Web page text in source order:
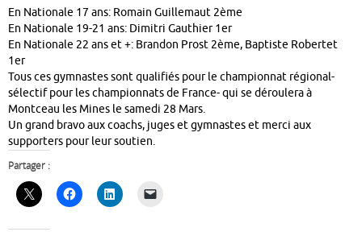
En Nationale 17 ans: Romain Guillemaut 2ème
En Nationale 19-21 ans: Dimitri Gauthier 1er
En Nationale 22 ans et +: Brandon Prost 2ème, Baptiste Robertet
1er
Tous ces gymnastes sont qualifiés pour le championnat régional-
sélectif pour les championnats de France- qui se déroulera à
Montceau les Mines le samedi 28 Mars.
Un grand bravo aux coachs, juges et gymnastes et merci aux
supporters pour leur soutien.
Partager :